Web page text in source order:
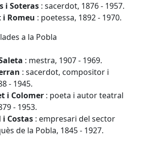
i Soteras : sacerdot, 1876 - 1957.
i Romeu : poetessa, 1892 - 1970.
a la Pobla
: mestra, 1907 - 1969.
: sacerdot, compositor i
- 1945.
i Colomer : poeta i autor teatral
- 1953.
Costas : empresari del sector
de la Pobla, 1845 - 1927.